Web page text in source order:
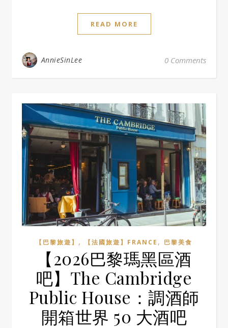
READ MORE
AnnieSinLee 0 Comments
【巴黎旅遊】 , 【法國旅遊】FRANCE , 巴黎美食
【2026巴黎瑪黑區酒
吧】The Cambridge
Public House：調酒師
開箱世界 50 大酒吧